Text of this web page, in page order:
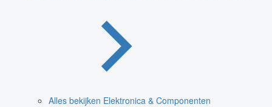
Alles bekijken Elektronica & Componenten